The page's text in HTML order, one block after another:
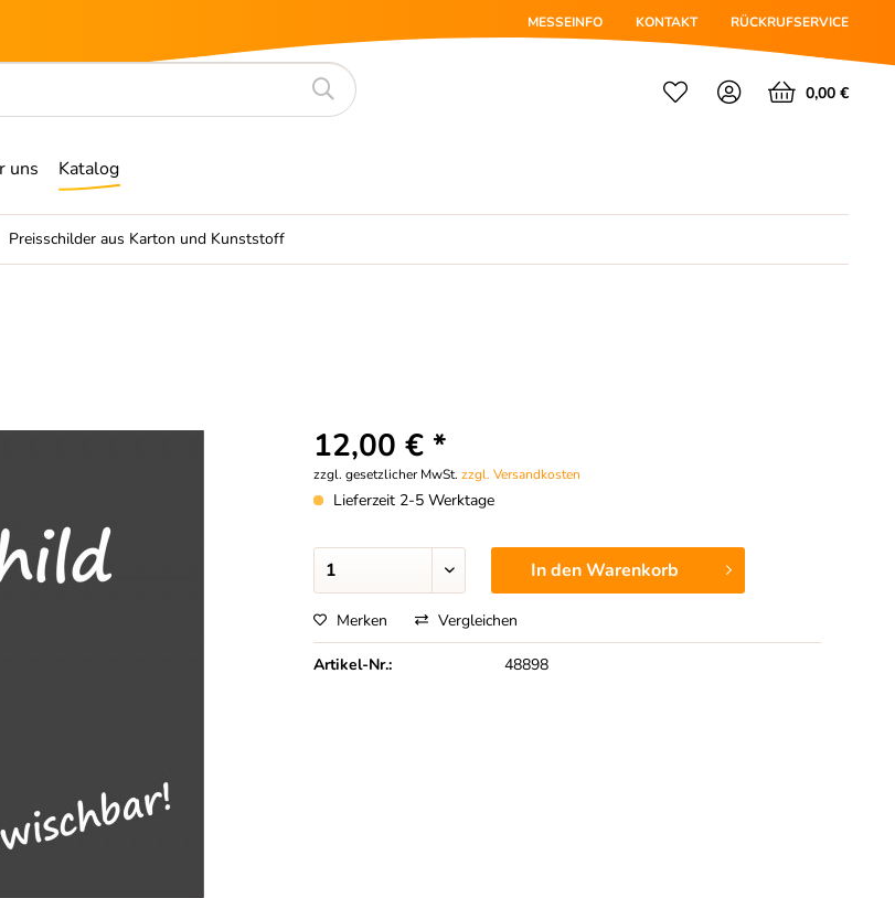
MESSEINFO KONTAKT RÜCKRUFSERVICE
0,00 €
uns Katalog
Preisschilder aus Karton und Kunststoff
12,00 € *
zzgl. gesetzlicher MwSt.zzgl. Versandkosten
Lieferzeit 2-5 Werktage
In denWarenkorb
Merken Vergleichen
Artikel-Nr.: 48898